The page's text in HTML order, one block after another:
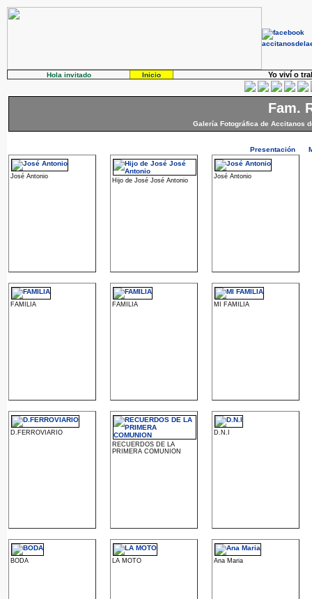
Hola invitado Inicio Yo viví o
Fam.
Galería Fotográfica de Accitanos
Presentación
José Antonio
Hijo de José José Antonio
José Antonio
FAMILIA FAMILIA MI FAMILIA
D.FERROVIARIO
RECUERDOS DE LA
PRIMERA COMUNION
D.N.I
BODA LA MOTO Ana Maria